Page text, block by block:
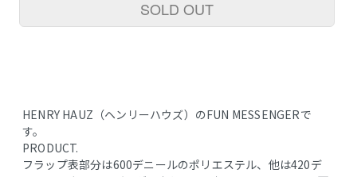
SOLD OUT
HENRY HAUZ（ヘンリーハウズ）のFUN MESSENGERで
す。
PRODUCT.
フラップ表部分は600デニールのポリエステル、他は420デ